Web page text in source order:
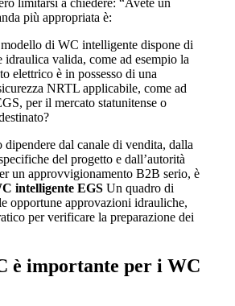
limitarsi a chiedere: “Avete un
più appropriata è:
di WC intelligente dispone di
idraulica valida, come ad esempio la
elettrico è in possesso di una
NRTL applicabile, come ad
per il mercato statunitense o
dipendere dal canale di vendita, dalla
del progetto e dall’autorità
un approvvigionamento B2B serio, è
intelligente EGS Un quadro di
opportune approvazioni idrauliche,
per verificare la preparazione dei
è importante per i WC